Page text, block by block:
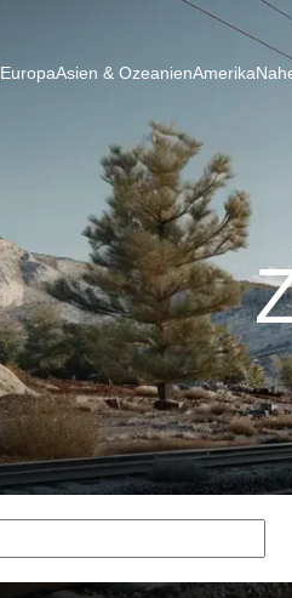
EuropaAsien & OzeanienAmerika